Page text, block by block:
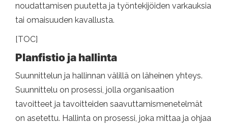
noudattamisen puutetta ja työntekijöiden varkauksia
tai omaisuuden kavallusta.
[TOC]
Planfistio ja hallinta
Suunnittelun ja hallinnan välillä on läheinen yhteys.
Suunnittelu on prosessi, jolla organisaation
tavoitteet ja tavoitteiden saavuttamismenetelmät
on asetettu. Hallinta on prosessi, joka mittaa ja ohjaa